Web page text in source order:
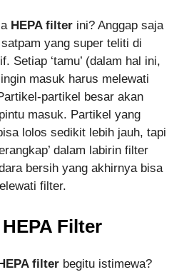
HEPA filter ini? Anggap saja
yang super teliti di
Setiap ‘tamu’ (dalam hal ini,
masuk harus melewati
partikel besar akan
masuk. Partikel yang
lolos sedikit lebih jauh, tapi
dalam labirin filter
bersih yang akhirnya bisa
filter.
Filter
HEPA filter begitu istimewa?